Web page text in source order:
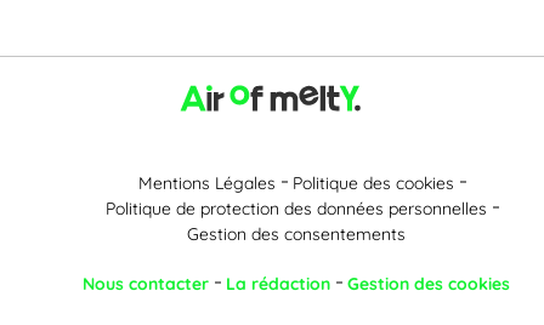
Mentions Légales
Politique des cookies
Politique de protection des données personnelles
Gestion des consentements
Nous contacter La rédaction Gestion des cookies